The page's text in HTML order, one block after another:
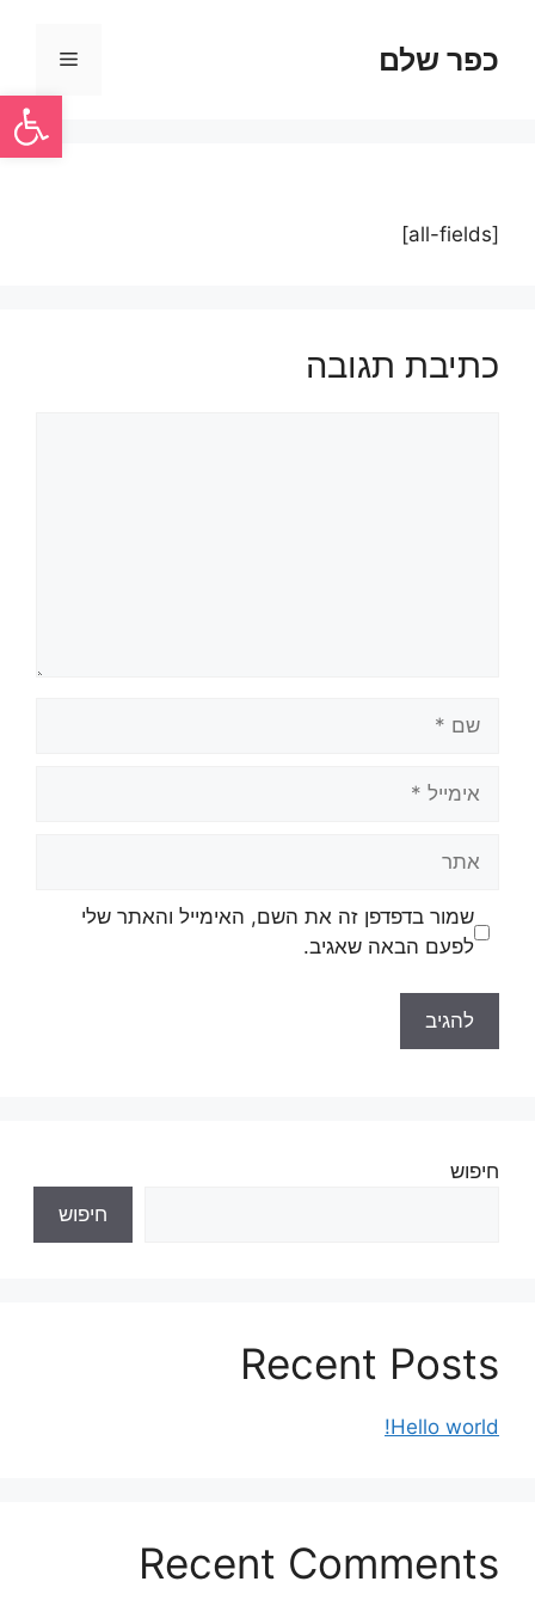
פתח
כפר שלם
[all-fields]
כתיבת תגובה
שמור בדפדפן זה את השם, האימייל והאתר שלי
לפעם הבאה שאגיב.
חיפוש
חיפוש
Recent Posts
Hello world!
Recent Comments